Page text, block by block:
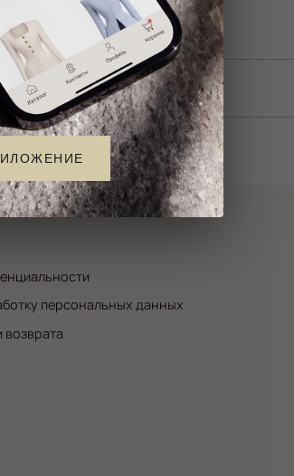
Бренд
Цвет
персональных данных
возврата